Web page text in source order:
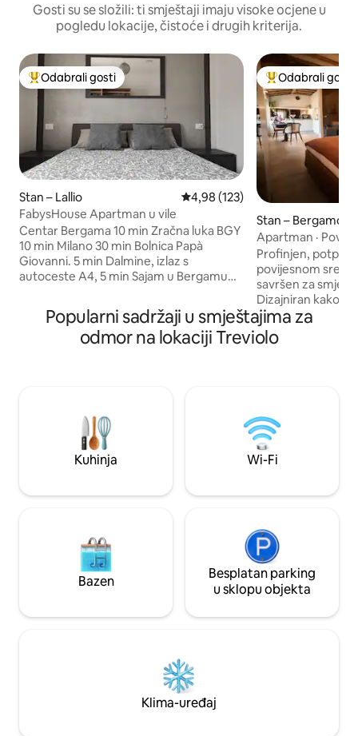
Gosti su se složili: ti smještaji imaju visoke ocjene u
pogledu lokacije, čistoće i drugih kriterija.
Među najviše rangiranima s oznakom „Odabrali gosti”
Odabrali gosti
Stan – Lallio Prosječna ocjena: 4,98/5,
4,98 (123)
FabysHouse Apartman u vile
Centar Bergama 10 min Zračna luka BGY
10 min Milano 30 min Bolnica Papà
Giovanni. 5 min Dalmine, izlaz s
autoceste A4, 5 min Sajam u Bergamu
parkiranje Šarmantan dvosobni stan
Idealno za turiste koji posjećuju Bergamo
ili sjevernu Italiju. Praktično za radnike na
nalaze: trgovine, supermarketi, pubovi,
pizzerije za ponijeti, restorani, ljekarne.
Među najviše
Odabrali gosti
Stan – Bergamo
Apartman ·
Profinjen,
povijesnom
savršen za
Dizajniran kako
opuštanje, sastoji
podijeljena s
prozorom,
krovove grada,
uronjeno u okus
Popularni sadržaji u smještajima za
odmor na lokaciji Treviolo
Kuhinja Wi-Fi
Bazen
Besplatan parking
u sklopu objekta
Klima-uređaj